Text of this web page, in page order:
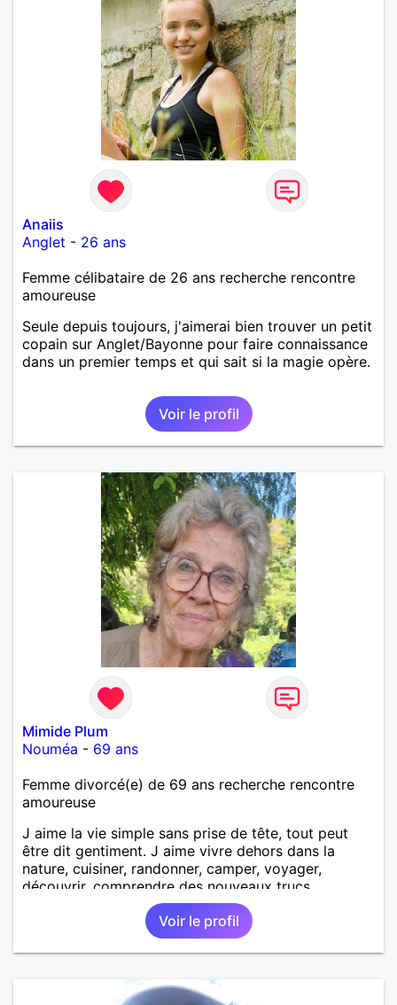
Anaiis
Anglet - 26 ans
Femme célibataire de 26 ans recherche rencontre
amoureuse
Seule depuis toujours, j'aimerai bien trouver un petit
copain sur Anglet/Bayonne pour faire connaissance
dans un premier temps et qui sait si la magie opère.
Voir le profil
Mimide Plum
Nouméa - 69 ans
Femme divorcé(e) de 69 ans recherche rencontre
amoureuse
J aime la vie simple sans prise de tête, tout peut
être dit gentiment. J aime vivre dehors dans la
nature, cuisiner, randonner, camper, voyager,
découvrir, comprendre des nouveaux trucs
techniques et sur la vie des êtres vivants. J aime
danser, faire la fête. Je ne bois pratiquement pas d
alcool, je fume rarement, je ris souvent. Je cherche
un vrai amoureux pour continuer à profiter de la vie
en ai marre je veux partagé et rigoler
Voir le profil